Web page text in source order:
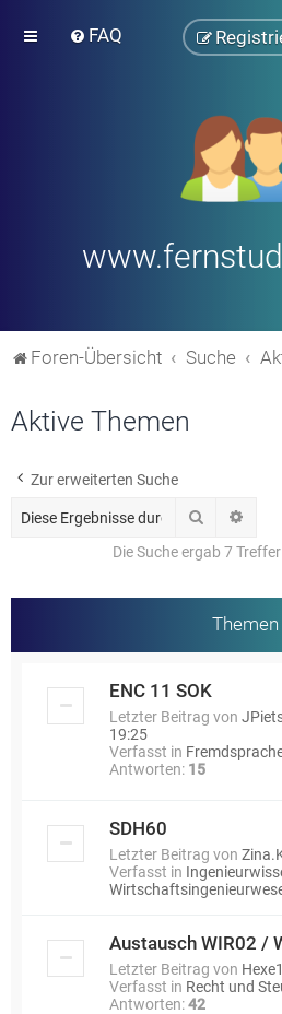
FAQ
Foren-Übersicht Suche
Aktive Themen
Zur erweiterten Suche
Suche
Die Suche ergab 7 Treffer
Themen
ENC 11 SOK
Letzter Beitrag von
19:25
Verfasst in
Antworten: 15
SDH60
Letzter Beitrag von
Verfasst in
Austausch WIR02 /
Letzter Beitrag von
Verfasst in Recht und
Antworten:42